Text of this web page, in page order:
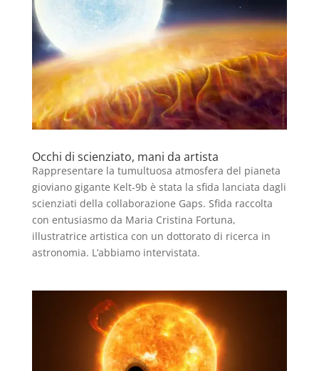
Occhi di scienziato, mani da artista
Rappresentare la tumultuosa atmosfera del pianeta
gioviano gigante Kelt-9b è stata la sfida lanciata dagli
scienziati della collaborazione Gaps. Sfida raccolta
con entusiasmo da Maria Cristina Fortuna,
illustratrice artistica con un dottorato di ricerca in
astronomia. L’abbiamo intervistata.